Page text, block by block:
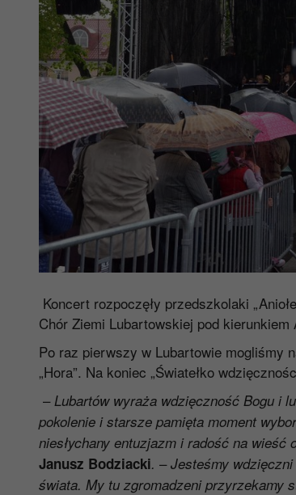
Koncert rozpoczęły przedszkolaki
Chór Ziemi Lubartowskiej pod
Po raz pierwszy w Lubartowie mogliśmy
„Hora”. Na koniec „Światełko
–Lubartów wyraża wdzięczność Bogu i
pokolenie i starsze pamięta moment
niesłychany entuzjazm i radość na wieść
Janusz Bodziacki. –Jesteśmy wdzięczni
świata. My tu zgromadzeni przyrzekamy